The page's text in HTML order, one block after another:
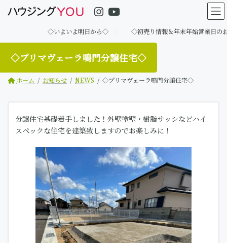
ツ
キ
シ
に
◇いよいよ明日から◇ ◇初売り情報＆年末年始営業日のお知らせ
◇プリマヴェーラ鳴門分譲住宅◇
ホーム お知らせ NEWS ◇プリマヴェーラ鳴門分譲住宅◇
分譲住宅基礎着手しました！外壁塗壁・樹脂サッシなどハイ
スペックな住宅を建築致しますのでお楽しみに！